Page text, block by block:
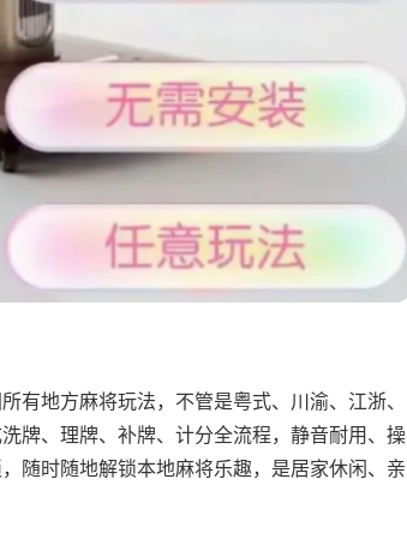
有地方麻将玩法，不管是粤式、川渝、江浙、
牌、理牌、补牌、计分全流程，静音耐用、操
随时随地解锁本地麻将乐趣，是居家休闲、亲